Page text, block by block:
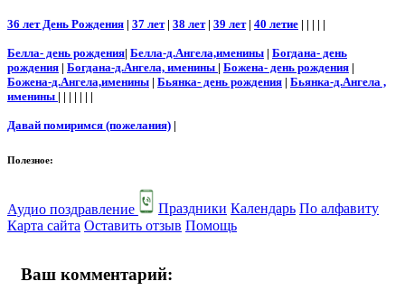
36 лет День Рождения | 37 лет| 38 лет| 39 лет| 40 летие | | | | |
Белла- день рождения| Белла-д.Ангела,именины | Богдана- день
рождения | Богдана-д.Ангела, именины | Божена- день рождения |
Божена-д.Ангела,именины | Бьянка- день рождения | Бьянка-д.Ангела ,
именины | | | | | | |
Давай помиримся (пожелания) |
Полезное:
Аудио поздравление Праздники Календарь По алфавиту
Карта сайта Оставить отзыв Помощь
Ваш комментарий: